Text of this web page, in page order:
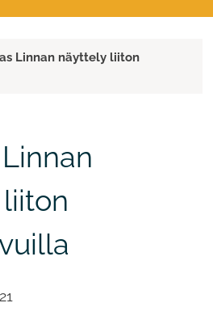
Linnan näyttely liiton